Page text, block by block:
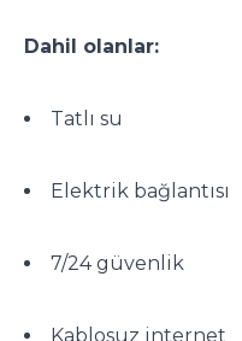
Dahil olanlar:
Tatlı su
Elektrik bağlantısı
7/24 güvenlik
Kablosuz internet